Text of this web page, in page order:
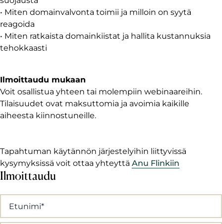
• Miten domainvalvonta toimii ja milloin on syytä
reagoida
• Miten ratkaista domainkiistat ja hallita kustannuksia
tehokkaasti
Ilmoittaudu mukaan
Voit osallistua yhteen tai molempiin webinaareihin.
Tilaisuudet ovat maksuttomia ja avoimia kaikille
aiheesta kiinnostuneille.
Tapahtuman käytännön järjestelyihin liittyvissä
kysymyksissä voit ottaa yhteyttä Anu Flinkiin
Ilmoittaudu